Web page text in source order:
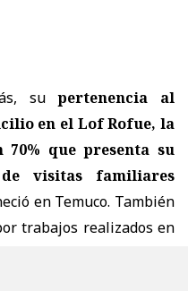
supertenencia al
en el Lof Rofue, la
que presenta su
visitas familiares
en Temuco. También
trabajos realizados en